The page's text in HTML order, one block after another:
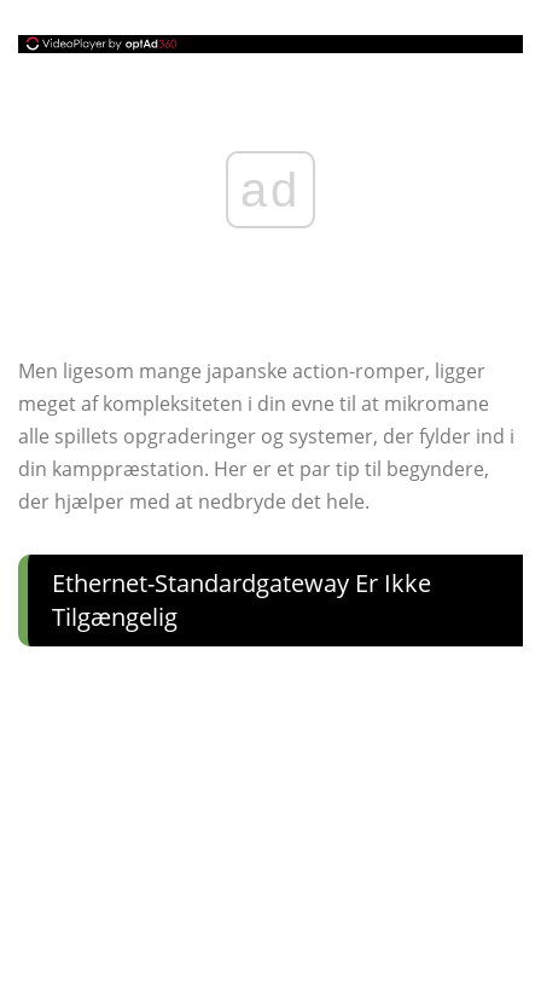
ad
Men ligesom mange japanske action-romper, ligger
meget af kompleksiteten i din evne til at mikromane
alle spillets opgraderinger og systemer, der fylder ind i
din kamppræstation. Her er et par tip til begyndere,
der hjælper med at nedbryde det hele.
Ethernet-Standardgateway Er Ikke
Tilgængelig